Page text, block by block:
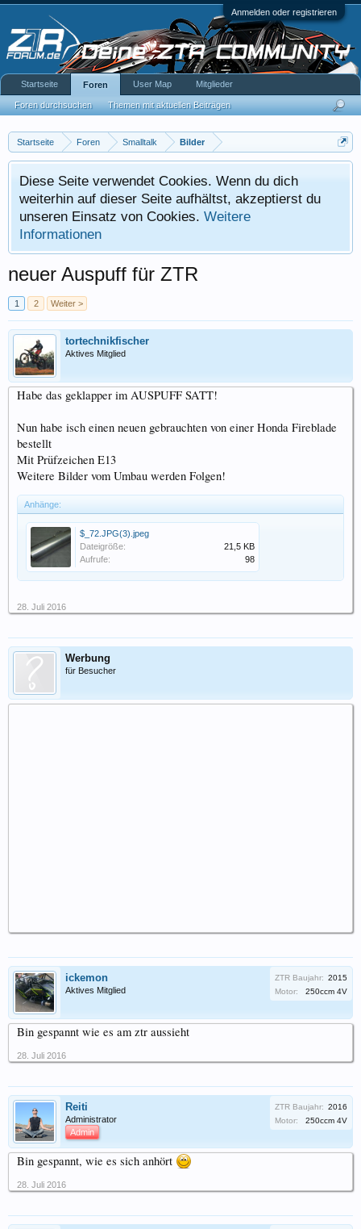
Anmelden oder registrieren
Startseite Foren Smalltalk Bilder
Diese Seite verwendet Cookies. Wenn du dich
weiterhin auf dieser Seite aufhältst, akzeptierst du
unseren Einsatz von Cookies. Weitere
Informationen
neuer Auspuff für ZTR
1 2 Weiter >
tortechnikfischer
Aktives Mitglied
Habe das geklapper im AUSPUFF SATT!
Nun habe isch einen neuen gebrauchten von einer Honda Fireblade
bestellt
Mit Prüfzeichen E13
Weitere Bilder vom Umbau werden Folgen!
Anhänge:
$_72.JPG(3).jpeg
Dateigröße:
21,5 KB
Aufrufe:
98
28. Juli 2016
Werbung
für Besucher
ickemon
Aktives Mitglied
ZTR Baujahr: 2015
Motor:
250ccm 4V
Bin gespannt wie es am ztr aussieht
28. Juli 2016
Reiti
Administrator
Admin
ZTR Baujahr: 2016
Motor:
250ccm 4V
Bin gespannt, wie es sich anhört
28. Juli 2016
Startseite Foren
Foren durchsuchen Themen mit aktuellen Beiträgen
User Map Mitglieder